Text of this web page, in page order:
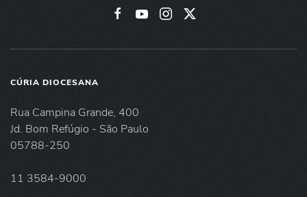
CÚRIA DIOCESANA
Rua Campina Grande, 400
Jd. Bom Refúgio - São Paulo
05788-250
11 3584-9000